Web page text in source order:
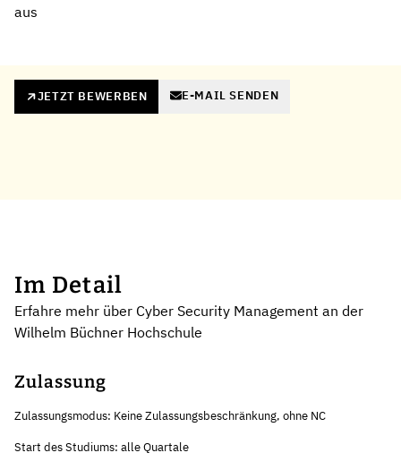
aus
JETZT BEWERBEN E-MAIL SENDEN
Im Detail
Erfahre mehr über Cyber Security Management an der
Wilhelm Büchner Hochschule
Zulassung
Zulassungsmodus: Keine Zulassungsbeschränkung, ohne NC
Start des Studiums: alle Quartale